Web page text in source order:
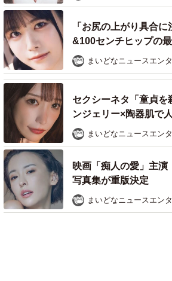
「お尻の上がり具合
&100センチヒップの
まいどなニュースエン
セクシーネタ「童貞
ンジェリー×陶器肌で
まいどなニュースエン
映画「痴人の愛」主
写真集が重版決定
まいどなニュースエン